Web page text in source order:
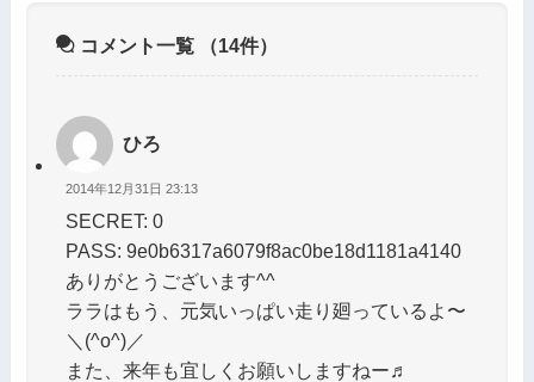
コメント一覧 （14件）
ひろ
2014年12月31日 23:13
SECRET: 0
PASS: 9e0b6317a6079f8ac0be18d1181a4140
ありがとうございます^^
ララはもう、元気いっぱい走り廻っているよ〜
＼(^o^)／
また、来年も宜しくお願いしますねー♬